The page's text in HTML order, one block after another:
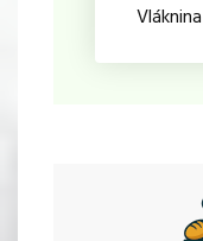
Vláknina